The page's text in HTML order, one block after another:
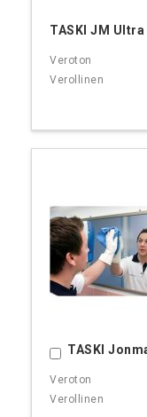
TASKI JM
TASKI
Ostoskoriin